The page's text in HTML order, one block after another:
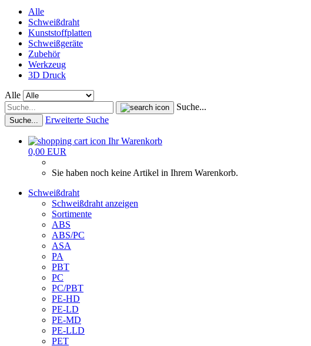
Alle
Schweißdraht
Kunststoffplatten
Schweißgeräte
Zubehör
Werkzeug
3D Druck
Alle
Suche...
Suche... Erweiterte Suche
Ihr Warenkorb
0,00 EUR
Sie haben noch keine Artikel in Ihrem Warenkorb.
Schweißdraht
Schweißdraht anzeigen
Sortimente
ABS
ABS/PC
ASA
PA
PBT
PC
PC/PBT
PE-HD
PE-LD
PE-MD
PE-LLD
PET